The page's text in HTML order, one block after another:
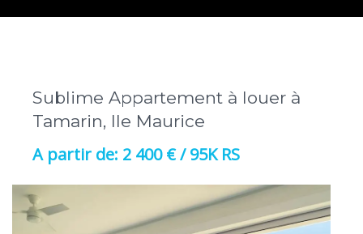
Sublime Appartement à louer à
Tamarin, Ile Maurice
2 400 € / 95K RS